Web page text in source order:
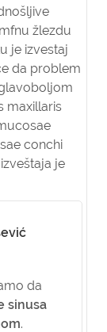
žlezdu
je izvestaj
da problem
maxillaris
conchi
je
da
sinusa
.